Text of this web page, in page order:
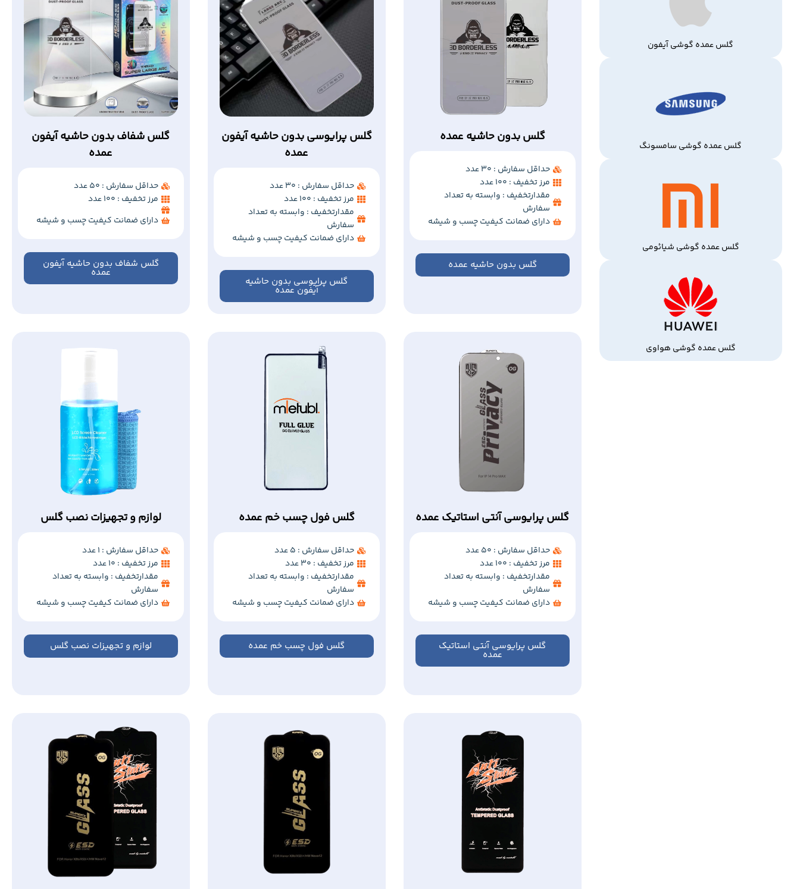
گلس عمده گوشی آیفون
گلس عمده گوشی سامسونگ
گلس عمده گوشی شیائومی
گلس عمده گوشی هواوی
گلس بدون حاشیه عمده
حداقل سفارش : 30 عدد
مرز تخفیف : 100 عدد
مقدارتخفیف : وابسته به تعداد
سفارش
دارای ضمانت کیفیت چسب و شیشه
گلس بدون حاشیه عمده
گلس پرایوسی بدون حاشیه آیفون
عمده
حداقل سفارش : 30 عدد
مرز تخفیف : 100 عدد
مقدارتخفیف : وابسته به تعداد
سفارش
دارای ضمانت کیفیت چسب و شیشه
گلس پرایوسی بدون حاشیه
آیفون عمده
گلس شفاف بدون حاشیه آیفون
عمده
حداقل سفارش : 50 عدد
مرز تخفیف : 100 عدد
دارای ضمانت کیفیت چسب و شیشه
گلس شفاف بدون حاشیه آیفون
عمده
گلس پرایوسی آنتی استاتیک عمده
حداقل سفارش : 50 عدد
مرز تخفیف : 100 عدد
مقدارتخفیف : وابسته به تعداد
سفارش
دارای ضمانت کیفیت چسب و شیشه
گلس پرایوسی آنتی استاتیک
عمده
گلس فول چسب خم عمده
حداقل سفارش : 5 عدد
مرز تخفیف : 30 عدد
مقدارتخفیف : وابسته به تعداد
سفارش
دارای ضمانت کیفیت چسب و شیشه
گلس فول چسب خم عمده
لوازم و تجهیزات نصب گلس
حداقل سفارش : 1 عدد
مرز تخفیف : 10 عدد
مقدارتخفیف : وابسته به تعداد
سفارش
دارای ضمانت کیفیت چسب و شیشه
لوازم و تجهیزات نصب گلس